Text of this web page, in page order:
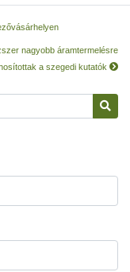
nagyobb áramtermelésre
a szegedi kutatók